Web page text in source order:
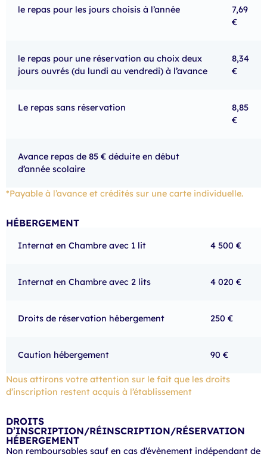
le repas pour les jours choisis à l’année
7,69
€
le repas pour une réservation au choix deux
jours ouvrés (du lundi au vendredi) à l’avance
8,34
€
Le repas sans réservation
8,85
€
Avance repas de 85 € déduite en début
d’année scolaire
*Payable à l’avance et crédités sur une carte individuelle.
HÉBERGEMENT
Internat en Chambre avec 1 lit 4 500 €
Internat en Chambre avec 2 lits 4 020 €
Droits de réservation hébergement 250 €
Caution hébergement 90 €
Nous attirons votre attention sur le fait que les droits
d’inscription restent acquis à l’établissement
DROITS
D’INSCRIPTION/RÉINSCRIPTION/RÉSERVATION
HÉBERGEMENT
Non remboursables sauf en cas d’évènement indépendant de